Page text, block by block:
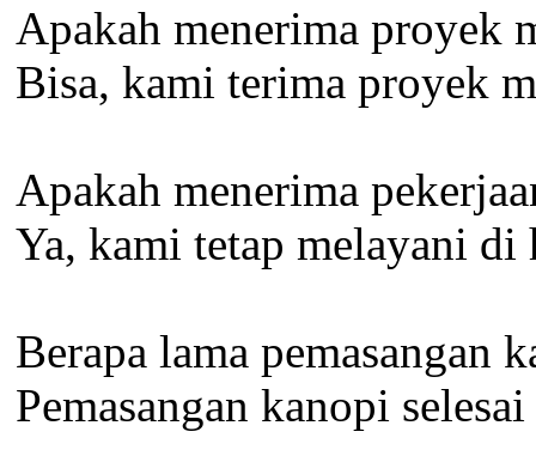
Apakah menerima proyek
Bisa, kami terima proyek
Apakah menerima
Ya, kami tetap melayani
Berapa lama pemasangan
Pemasangan kanopi